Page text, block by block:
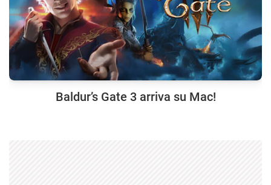
Baldur’s Gate 3 arriva su Mac!